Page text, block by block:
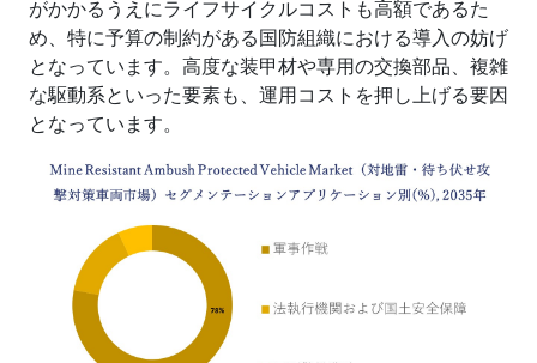
がかかるうえにライフサイクルコストも高額であるた
め、特に予算の制約がある国防組織における導入の妨げ
となっています。高度な装甲材や専用の交換部品、複雑
な駆動系といった要素も、運用コストを押し上げる要因
となっています。